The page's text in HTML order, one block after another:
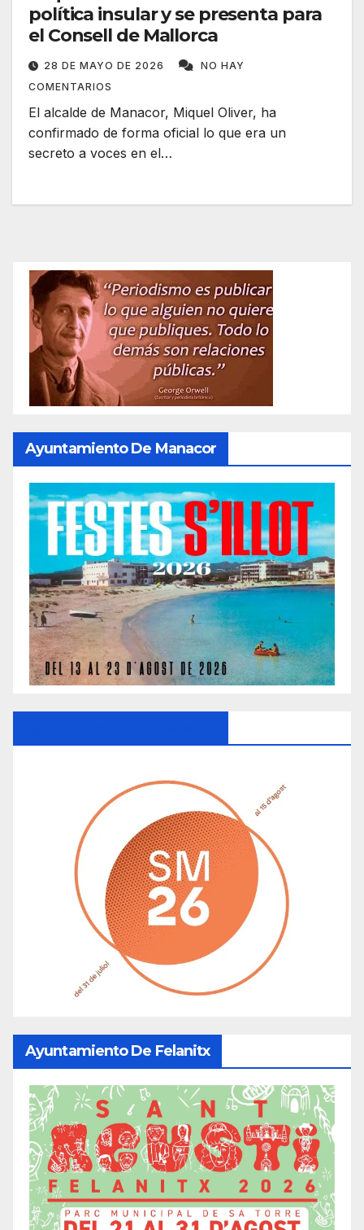
política insular y se presenta para
el Consell de Mallorca
28 DE MAYO DE 2026
NO HAY
COMENTARIOS
El alcalde de Manacor, Miquel Oliver, ha
confirmado de forma oficial lo que era un
secreto a voces en el…
Ayuntamiento De Manacor
Ayuntamiento De Felanitx